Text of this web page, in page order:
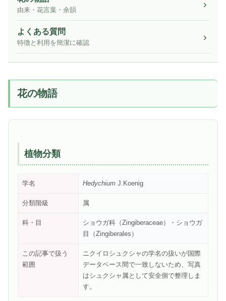
由来・花言葉・余韻
よくある質問
特徴と利用を簡潔に確認
花の物語
植物分類
学名 Hedychium J.Koenig
分類階級 属
科・目
ショウガ科（Zingiberaceae）・ショウガ
目（Zingiberales）
この記事で扱う
範囲
ニクイロシュクシャの学名の扱いが国際
データベース間で一致しないため、写真
はシュクシャ属として安全側で整理しま
す。